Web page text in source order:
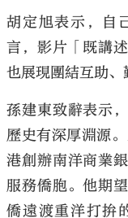
胡定旭表示，自
言，影片「既講
也展現團結互助、
孫建東致辭表示
歷史有深厚淵源
港創辦南洋商業
服務僑胞。他期
僑遠渡重洋打拚